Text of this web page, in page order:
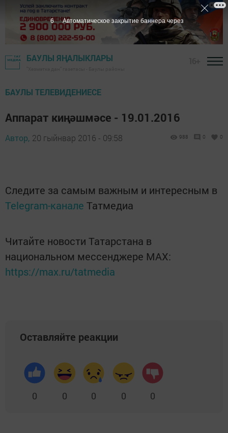
БАУЛЫ ЯҢАЛЫКЛАРЫ
БАУЛЫ ТЕЛЕВИДЕНИЕСЕ
Аппарат киңәшмәсе - 19.01.2016
Автор, 20 гыйнвар 2016 - 09:58 988 0 0
Следите за самым важным и интересным в
Telegram-канале Татмедиа
Читайте новости Татарстана в
национальном мессенджере MАХ:
https://max.ru/tatmedia
Оставляйте реакции
0 0 0 0 0
6 Автоматическое закрытие баннера через